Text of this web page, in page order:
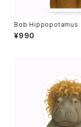
Bob Hippopotamus
¥990